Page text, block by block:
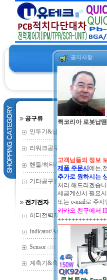
공구류
인두기&납땜기
리워크공구류
핸들/히터/소모 (73)
기타공구류 (2)
전기전자
히터전력제어기
Indicator/Amp
Sensor (18)
계측기&측정기 (37)
공지사항
퀵코리아 로봇납
고객님들의 정보
제품 주문시 에는,
추가로 원하시는
처리 해드리겠습
세금계산서 필요
또는 e-mail로 주
카카오 친구에서